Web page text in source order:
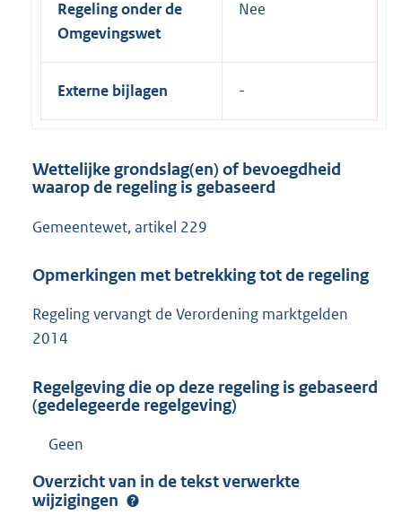
Regeling onder de
Omgevingswet
Nee
Externe bijlagen
Wettelijke grondslag(en) of bevoegdheid
waarop de regeling is gebaseerd
Gemeentewet, artikel 229
Opmerkingen met betrekking tot de regeling
Regeling vervangt de Verordening marktgelden
2014
Regelgeving die op deze regeling is gebaseerd
(gedelegeerde regelgeving)
Geen
Overzicht van in de tekst verwerkte
wijzigingen